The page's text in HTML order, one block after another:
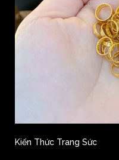
Kiến Thức Trang Sức